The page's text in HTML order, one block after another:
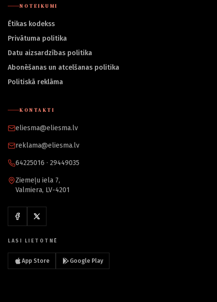
NOTEIKUMI
Ētikas kodekss
Privātuma politika
Datu aizsardzības politika
Abonēšanas un atcelšanas politika
Politiskā reklāma
KONTAKTI
eliesma@eliesma.lv
reklama@eliesma.lv
64225016 · 29449035
Ziemeļu iela 7,
Valmiera, LV-4201
LASI LIETOTNĒ
App Store Google Play